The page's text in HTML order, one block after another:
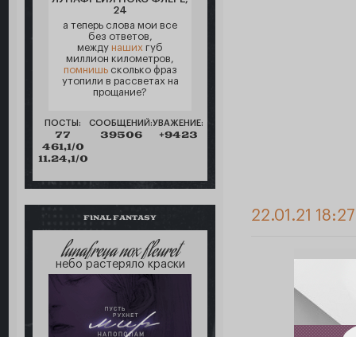
24
а теперь слова мои все
без ответов,
между наших губ
миллион километров,
помнишьсколько фраз
утопили в рассветах на
прощание?
ПОСТЫ:
77
461,1/0
11.24,1/0
СООБЩЕНИЙ:
39506
УВАЖЕНИЕ:
+9423
FINAL FANTASY
lunafreya nox fleuret
небо растеряло краски
22.01.21